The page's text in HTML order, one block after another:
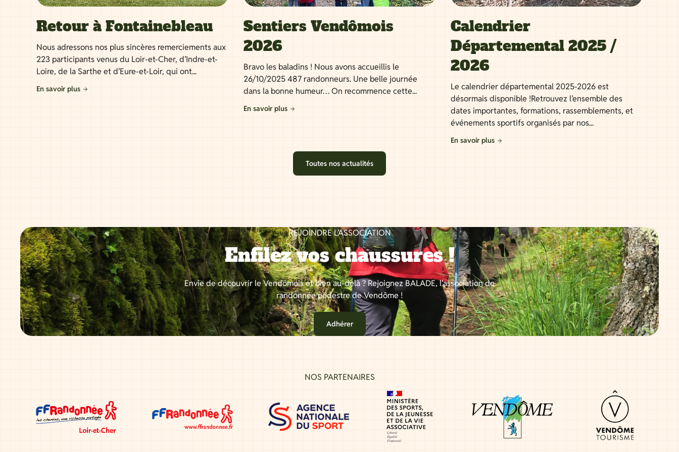
Retour à Fontainebleau
Nous adressons nos plus sincères remerciements aux
223 participants venus du Loir-et-Cher, d’Indre-et-
Loire, de la Sarthe et d’Eure-et-Loir, qui ont...
En savoir plus
Sentiers Vendômois
2026
Bravo les baladins ! Nous avons accueillis le
26/10/2025 487 randonneurs. Une belle journée
dans la bonne humeur… On recommence cette...
En savoir plus
Calendrier
Départemental 2025 /
2026
Le calendrier départemental 2025-2026 est
désormais disponible !Retrouvez l’ensemble des
dates importantes, formations, rassemblements, et
événements sportifs organisés par nos...
En savoir plus
Toutes nos actualités
REJOINDRE L’ASSOCIATION
Enfilez vos chaussures !
Envie de découvrir le Vendômois et bien au-delà ? Rejoignez BALADE, l'association de
randonnée pédestre de Vendôme !
Adhérer
NOS PARTENAIRES